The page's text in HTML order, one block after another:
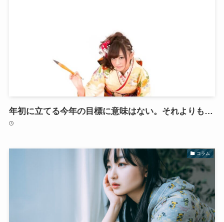
年初に立てる今年の目標に意味はない。それよりも…
コラム